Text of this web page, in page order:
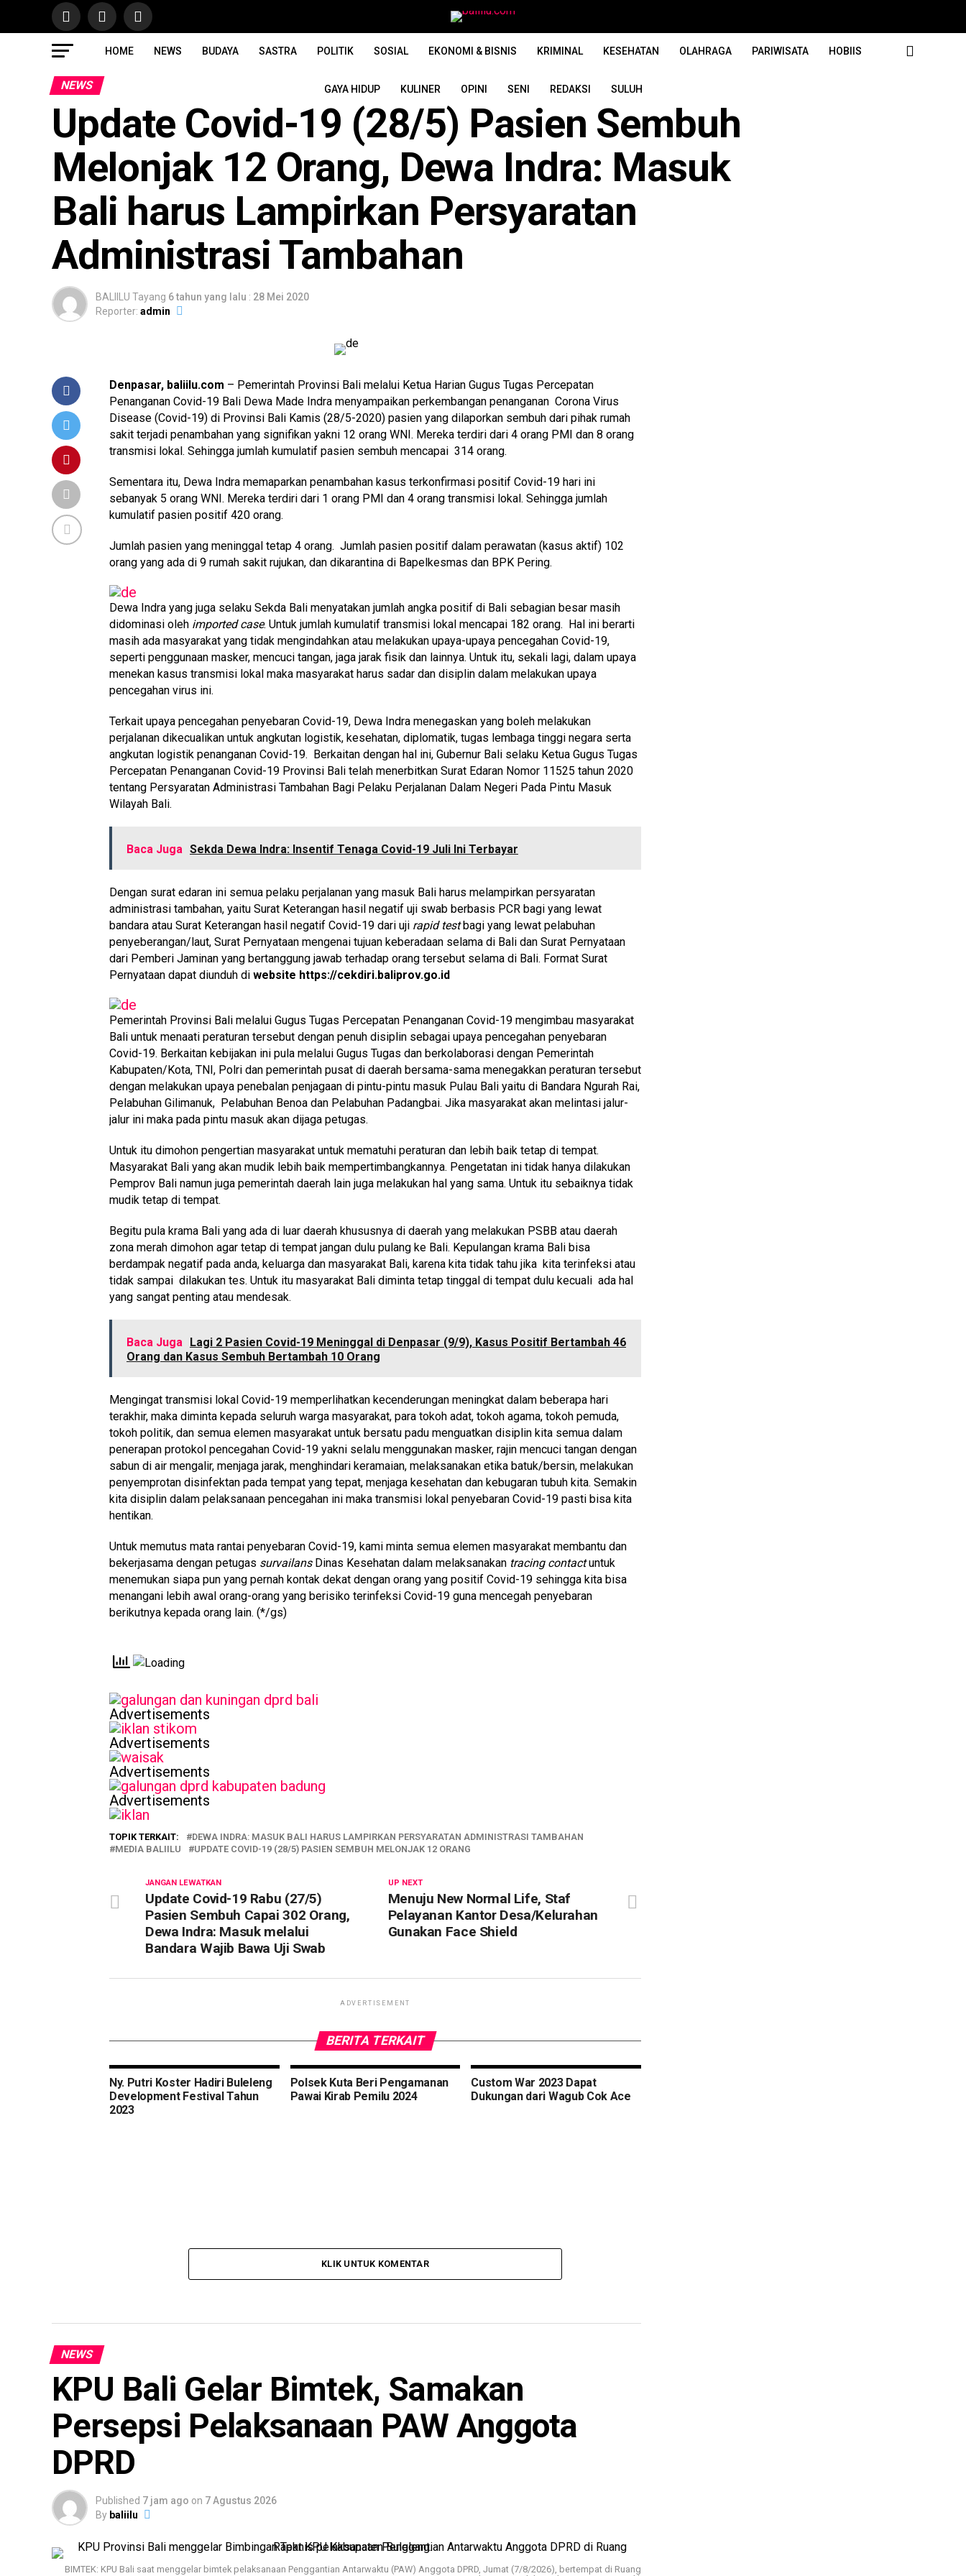
HOME NEWS BUDAYA SASTRA POLITIK SOSIAL EKONOMI & BISNIS KRIMINAL KESEHATAN OLAHRAGA PARIWISATA HOBIIS
GAYA HIDUP KULINER OPINI SENI REDAKSI SULUH
NEWS
Update Covid-19 (28/5) Pasien Sembuh
Melonjak 12 Orang, Dewa Indra: Masuk
Bali harus Lampirkan Persyaratan
Administrasi Tambahan
BALIILU Tayang 6 tahun yang lalu : 28 Mei 2020
Reporter: admin
Denpasar, baliilu.com – Pemerintah Provinsi Bali melalui Ketua Harian Gugus Tugas Percepatan
Penanganan Covid-19 Bali Dewa Made Indra menyampaikan perkembangan penanganan Corona Virus
Disease (Covid-19) di Provinsi Bali Kamis (28/5-2020) pasien yang dilaporkan sembuh dari pihak rumah
sakit terjadi penambahan yang signifikan yakni 12 orang WNI. Mereka terdiri dari 4 orang PMI dan 8 orang
transmisi lokal. Sehingga jumlah kumulatif pasien sembuh mencapai 314 orang.
Sementara itu, Dewa Indra memaparkan penambahan kasus terkonfirmasi positif Covid-19 hari ini
sebanyak 5 orang WNI. Mereka terdiri dari 1 orang PMI dan 4 orang transmisi lokal. Sehingga jumlah
kumulatif pasien positif 420 orang.
Jumlah pasien yang meninggal tetap 4 orang. Jumlah pasien positif dalam perawatan (kasus aktif) 102
orang yang ada di 9 rumah sakit rujukan, dan dikarantina di Bapelkesmas dan BPK Pering.
Dewa Indra yang juga selaku Sekda Bali menyatakan jumlah angka positif di Bali sebagian besar masih
didominasi oleh imported case. Untuk jumlah kumulatif transmisi lokal mencapai 182 orang. Hal ini berarti
masih ada masyarakat yang tidak mengindahkan atau melakukan upaya-upaya pencegahan Covid-19,
seperti penggunaan masker, mencuci tangan, jaga jarak fisik dan lainnya. Untuk itu, sekali lagi, dalam upaya
menekan kasus transmisi lokal maka masyarakat harus sadar dan disiplin dalam melakukan upaya
pencegahan virus ini.
Terkait upaya pencegahan penyebaran Covid-19, Dewa Indra menegaskan yang boleh melakukan
perjalanan dikecualikan untuk angkutan logistik, kesehatan, diplomatik, tugas lembaga tinggi negara serta
angkutan logistik penanganan Covid-19. Berkaitan dengan hal ini, Gubernur Bali selaku Ketua Gugus Tugas
Percepatan Penanganan Covid-19 Provinsi Bali telah menerbitkan Surat Edaran Nomor 11525 tahun 2020
tentang Persyaratan Administrasi Tambahan Bagi Pelaku Perjalanan Dalam Negeri Pada Pintu Masuk
Wilayah Bali.
Baca Juga Sekda Dewa Indra: Insentif Tenaga Covid-19 Juli Ini Terbayar
Dengan surat edaran ini semua pelaku perjalanan yang masuk Bali harus melampirkan persyaratan
administrasi tambahan, yaitu Surat Keterangan hasil negatif uji swab berbasis PCR bagi yang lewat
bandara atau Surat Keterangan hasil negatif Covid-19 dari uji rapid testbagi yang lewat pelabuhan
penyeberangan/laut, Surat Pernyataan mengenai tujuan keberadaan selama di Bali dan Surat Pernyataan
dari Pemberi Jaminan yang bertanggung jawab terhadap orang tersebut selama di Bali. Format Surat
Pernyataan dapat diunduh di website https://cekdiri.baliprov.go.id
Pemerintah Provinsi Bali melalui Gugus Tugas Percepatan Penanganan Covid-19 mengimbau masyarakat
Bali untuk menaati peraturan tersebut dengan penuh disiplin sebagai upaya pencegahan penyebaran
Covid-19. Berkaitan kebijakan ini pula melalui Gugus Tugas dan berkolaborasi dengan Pemerintah
Kabupaten/Kota, TNI, Polri dan pemerintah pusat di daerah bersama-sama menegakkan peraturan tersebut
dengan melakukan upaya penebalan penjagaan di pintu-pintu masuk Pulau Bali yaitu di Bandara Ngurah Rai,
Pelabuhan Gilimanuk, Pelabuhan Benoa dan Pelabuhan Padangbai. Jika masyarakat akan melintasi jalur-
jalur ini maka pada pintu masuk akan dijaga petugas.
Untuk itu dimohon pengertian masyarakat untuk mematuhi peraturan dan lebih baik tetap di tempat.
Masyarakat Bali yang akan mudik lebih baik mempertimbangkannya. Pengetatan ini tidak hanya dilakukan
Pemprov Bali namun juga pemerintah daerah lain juga melakukan hal yang sama. Untuk itu sebaiknya tidak
mudik tetap di tempat.
Begitu pula krama Bali yang ada di luar daerah khususnya di daerah yang melakukan PSBB atau daerah
zona merah dimohon agar tetap di tempat jangan dulu pulang ke Bali. Kepulangan krama Bali bisa
berdampak negatif pada anda, keluarga dan masyarakat Bali, karena kita tidak tahu jika kita terinfeksi atau
tidak sampai dilakukan tes. Untuk itu masyarakat Bali diminta tetap tinggal di tempat dulu kecuali ada hal
yang sangat penting atau mendesak.
Baca Juga Lagi 2 Pasien Covid-19 Meninggal di Denpasar (9/9), Kasus Positif Bertambah 46
Orang dan Kasus Sembuh Bertambah 10 Orang
Mengingat transmisi lokal Covid-19 memperlihatkan kecenderungan meningkat dalam beberapa hari
terakhir, maka diminta kepada seluruh warga masyarakat, para tokoh adat, tokoh agama, tokoh pemuda,
tokoh politik, dan semua elemen masyarakat untuk bersatu padu menguatkan disiplin kita semua dalam
penerapan protokol pencegahan Covid-19 yakni selalu menggunakan masker, rajin mencuci tangan dengan
sabun di air mengalir, menjaga jarak, menghindari keramaian, melaksanakan etika batuk/bersin, melakukan
penyemprotan disinfektan pada tempat yang tepat, menjaga kesehatan dan kebugaran tubuh kita. Semakin
kita disiplin dalam pelaksanaan pencegahan ini maka transmisi lokal penyebaran Covid-19 pasti bisa kita
hentikan.
Untuk memutus mata rantai penyebaran Covid-19, kami minta semua elemen masyarakat membantu dan
bekerjasama dengan petugas survailansDinas Kesehatan dalam melaksanakan tracing contactuntuk
menemukan siapa pun yang pernah kontak dekat dengan orang yang positif Covid-19 sehingga kita bisa
menangani lebih awal orang-orang yang berisiko terinfeksi Covid-19 guna mencegah penyebaran
berikutnya kepada orang lain. (*/gs)
Advertisements
Advertisements
Advertisements
Advertisements
TOPIK TERKAIT:
DEWA INDRA: MASUK BALI HARUS LAMPIRKAN PERSYARATAN ADMINISTRASI TAMBAHAN
MEDIA BALIILU
UPDATE COVID-19 (28/5) PASIEN SEMBUH MELONJAK 12 ORANG
UP NEXT
Menuju New Normal Life, Staf
Pelayanan Kantor Desa/Kelurahan
Gunakan Face Shield
JANGAN LEWATKAN
Update Covid-19 Rabu (27/5)
Pasien Sembuh Capai 302 Orang,
Dewa Indra: Masuk melalui
Bandara Wajib Bawa Uji Swab
ADVERTISEMENT
BERITA TERKAIT
Ny. Putri Koster Hadiri Buleleng
Development Festival Tahun
2023
Polsek Kuta Beri Pengamanan
Pawai Kirab Pemilu 2024
Custom War 2023 Dapat
Dukungan dari Wagub Cok Ace
KLIK UNTUK KOMENTAR
NEWS
KPU Bali Gelar Bimtek, Samakan
Persepsi Pelaksanaan PAW Anggota
DPRD
Published 7 jam ago on 7 Agustus 2026
By baliilu
BIMTEK: KPU Bali saat menggelar bimtek pelaksanaan Penggantian Antarwaktu (PAW) Anggota DPRD, Jumat (7/8/2026), bertempat di Ruang